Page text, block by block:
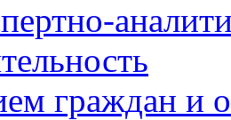
граждан и